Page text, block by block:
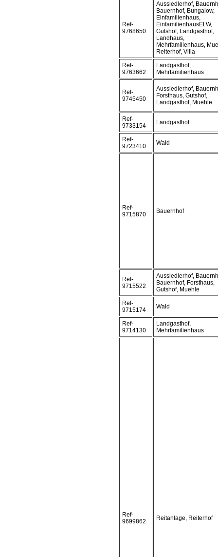
Ref-
9768650
Aussiedlerhof,
Bauernhof, Bungalow,
Einfamilienhaus,
EinfamilienhausELW,
Gutshof, Landgasthof,
Landhaus,
Mehrfamilienhaus,
Reiterhof, Villa
Ref-
9763662
Landgasthof,
Mehrfamilienhaus
Ref-
9745450
Aussiedlerhof,
Forsthaus, Gutshof,
Landgasthof, Muehle
Ref-
9733154
Landgasthof
Ref-
9723410
Wald
Ref-
9715870
Bauernhof
Ref-
9715522
Aussiedlerhof,
Bauernhof, Forsthaus,
Gutshof, Muehle
Ref-
9715174
Wald
Ref-
9714130
Landgasthof,
Mehrfamilienhaus
Ref-
9699862
Reitanlage, Reiterhof